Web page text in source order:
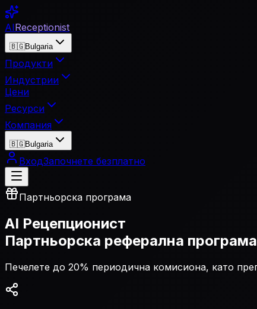
AIReceptionist
🇧🇬Bulgaria
Продукти
Индустрии
Цени
Ресурси
Компания
🇧🇬Bulgaria
ВходЗапочнете безплатно
Партньорска програма
AI Рецепционист
Партньорска реферална програма
Печелете до 20% периодична комисиона, като